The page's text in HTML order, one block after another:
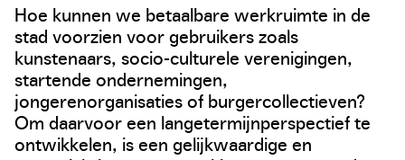
Hoe kunnen we betaalbare werkruimte in de
stad voorzien voor gebruikers zoals
kunstenaars, socio-culturele verenigingen,
startende ondernemingen,
jongerenorganisaties of burgercollectieven?
Om daarvoor een langetermijnperspectief te
ontwikkelen, is een gelijkwaardige en